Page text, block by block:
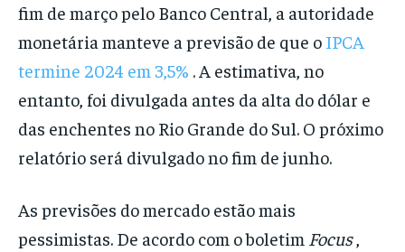
fim de março pelo Banco Central, a autoridade
monetária manteve a previsão de que o IPCA
termine 2024 em 3,5% . A estimativa, no
entanto, foi divulgada antes da alta do dólar e
das enchentes no Rio Grande do Sul. O próximo
relatório será divulgado no fim de junho.
As previsões do mercado estão mais
pessimistas. De acordo com o boletim Focus,